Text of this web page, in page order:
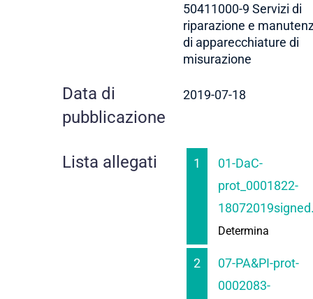
50411000-9 Servizi di
riparazione e
di apparecchiature di
misurazione
Data di
pubblicazione
2019-07-18
Lista allegati 1
01-DaC-
prot_0001822-
Determina
2
07-PA&PI-prot-
0002083-